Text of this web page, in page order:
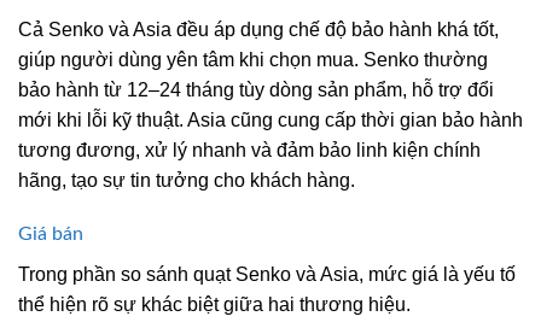
Cả Senko và Asia đều áp dụng chế độ bảo hành khá tốt,
giúp người dùng yên tâm khi chọn mua. Senko thường
bảo hành từ 12–24 tháng tùy dòng sản phẩm, hỗ trợ đổi
mới khi lỗi kỹ thuật. Asia cũng cung cấp thời gian bảo hành
tương đương, xử lý nhanh và đảm bảo linh kiện chính
hãng, tạo sự tin tưởng cho khách hàng.
Giá bán
Trong phần so sánh quạt Senko và Asia, mức giá là yếu tố
thể hiện rõ sự khác biệt giữa hai thương hiệu.